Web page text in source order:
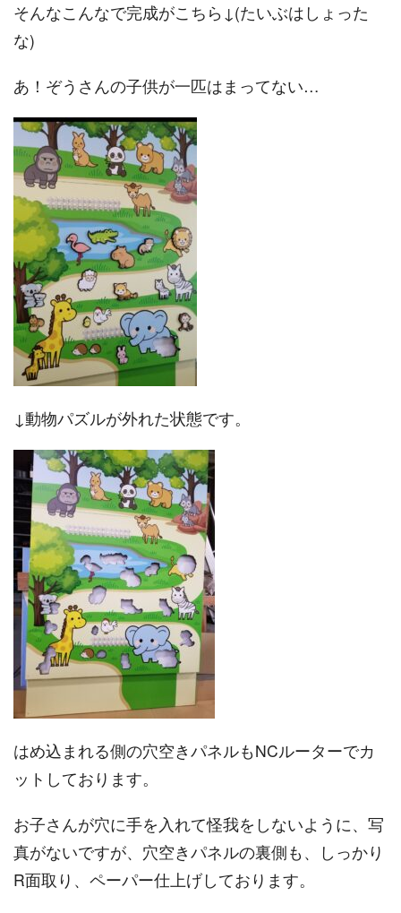
そんなこんなで完成がこちら↓(たいぶはしょった
な)
あ！ぞうさんの子供が一匹はまってない…
↓動物パズルが外れた状態です。
はめ込まれる側の穴空きパネルもNCルーターでカ
ットしております。
お子さんが穴に手を入れて怪我をしないように、写
真がないですが、穴空きパネルの裏側も、しっかり
R面取り、ペーパー仕上げしております。